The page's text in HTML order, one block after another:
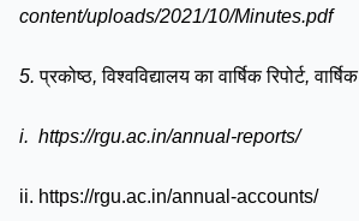
content/uploads/2021/10/Minutes.pdf
5.प्रकोष्ठ,विश्वविद्यालय का वार्षिक रिपोर्ट,वार्षिक
i. https://rgu.ac.in/annual-reports/
ii. https://rgu.ac.in/annual-accounts/